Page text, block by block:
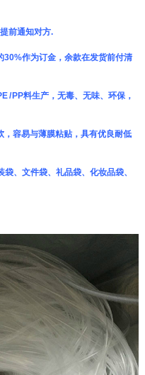
前通知对方.
30%作为订金，余款在发货前付清
/ PP料生产，无毒、无味、环保，
容易与薄膜粘贴，具有优良耐低
、文件袋、礼品袋、化妆品袋、